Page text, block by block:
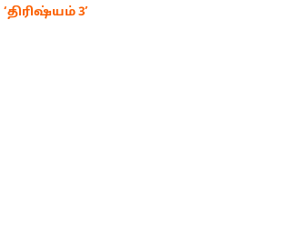
‘திரிஷ்யம் 3’